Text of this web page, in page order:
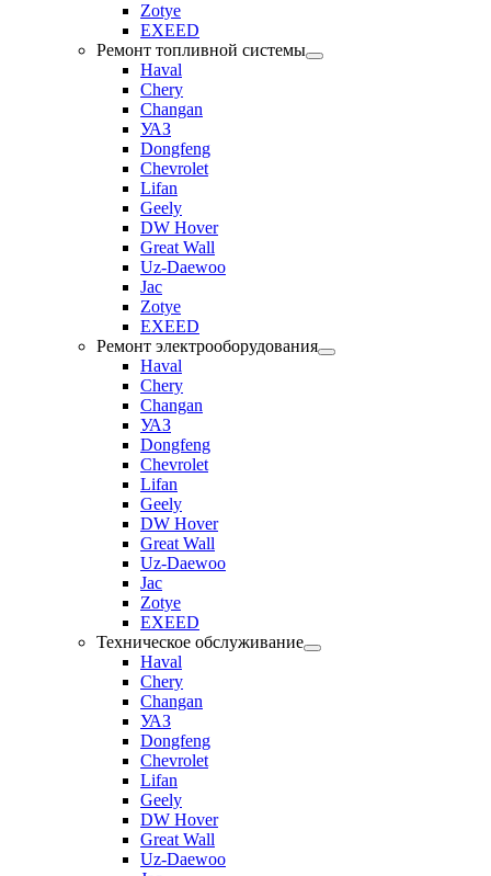
Zotye
EXEED
Ремонт топливной системы
Haval
Chery
Changan
УАЗ
Dongfeng
Chevrolet
Lifan
Geely
DW Hover
Great Wall
Uz-Daewoo
Jac
Zotye
EXEED
Ремонт электрооборудования
Haval
Chery
Changan
УАЗ
Dongfeng
Chevrolet
Lifan
Geely
DW Hover
Great Wall
Uz-Daewoo
Jac
Zotye
EXEED
Техническое обслуживание
Haval
Chery
Changan
УАЗ
Dongfeng
Chevrolet
Lifan
Geely
DW Hover
Great Wall
Uz-Daewoo